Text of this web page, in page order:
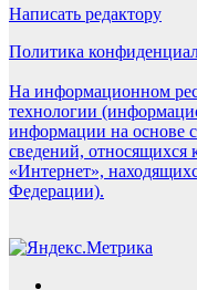
Написать редактору
Политика
На информационном
технологии
информации на основе
сведений, относящихся
«Интернет»,
Федерации).